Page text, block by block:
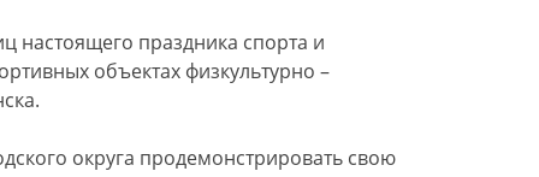
настоящего праздника спорта и
объектах физкультурно –
округа продемонстрировать свою